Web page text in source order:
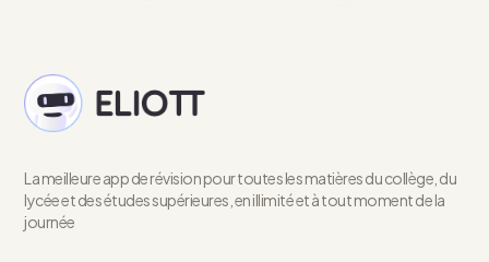
La meilleure app de révision pour toutes les matières du collège, du
lycée et des études supérieures, en illimité et à tout moment de la
journée